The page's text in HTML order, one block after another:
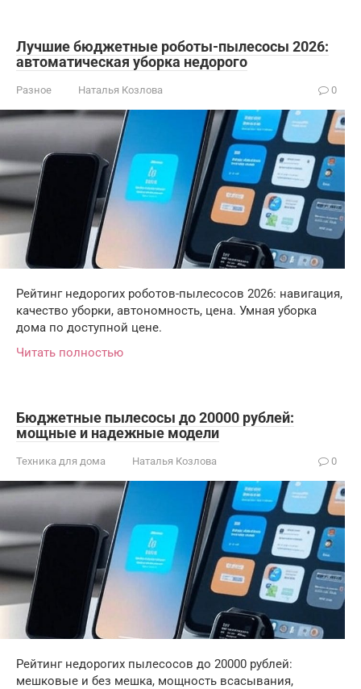
Лучшие бюджетные роботы-пылесосы 2026:
автоматическая уборка недорого
Разное Наталья Козлова 0
Рейтинг недорогих роботов-пылесосов 2026: навигация,
качество уборки, автономность, цена. Умная уборка
дома по доступной цене.
Читать полностью
Бюджетные пылесосы до 20000 рублей:
мощные и надежные модели
Техника для дома Наталья Козлова 0
Рейтинг недорогих пылесосов до 20000 рублей:
мешковые и без мешка, мощность всасывания,